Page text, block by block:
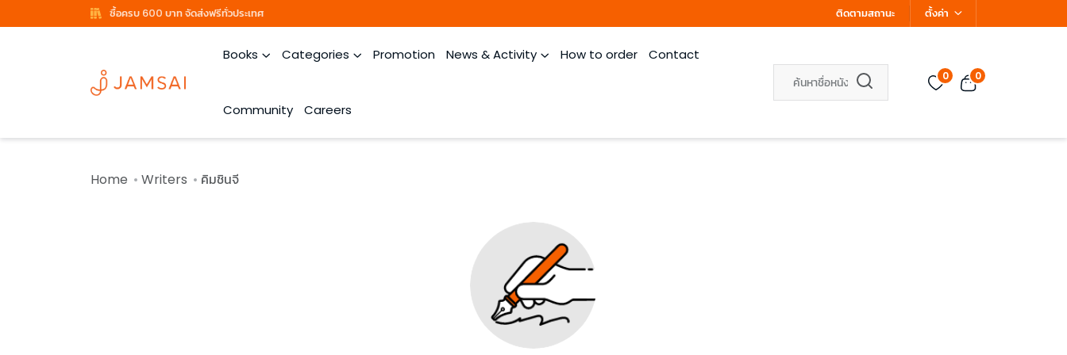
ซื้อครบ 600 บาท จัดส่งฟรีทั่วประเทศ ติดตามสถานะ ตั้งค่า
Books Categories Promotion News & Activity How to order Contact
Community Careers
0 0
Home Writers คิมชินจี